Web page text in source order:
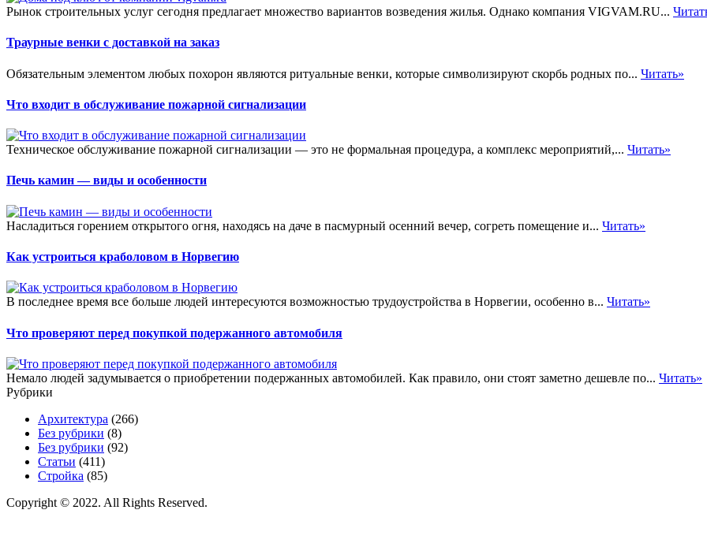
Рынок строительных услуг сегодня предлагает множество вариантов возведения жилья. Однако компания VIGVAM.RU...
Траурные венки с доставкой на заказ
Обязательным элементом любых похорон являются ритуальные венки, которые символизируют скорбь родных по... Читать»
Что входит в обслуживание пожарной сигнализации
Техническое обслуживание пожарной сигнализации — это не формальная процедура, а комплекс мероприятий,... Читать»
Печь камин — виды и особенности
Насладиться горением открытого огня, находясь на даче в пасмурный осенний вечер, согреть помещение и... Читать»
Как устроиться краболовом в Норвегию
В последнее время все больше людей интересуются возможностью трудоустройства в Норвегии, особенно в... Читать»
Что проверяют перед покупкой подержанного автомобиля
Немало людей задумывается о приобретении подержанных автомобилей. Как правило, они стоят заметно дешевле по... Читать»
Рубрики
Архитектура (266)
Без рубрики (8)
Без рубрики (92)
Статьи (411)
Стройка (85)
Copyright © 2022. All Rights Reserved.